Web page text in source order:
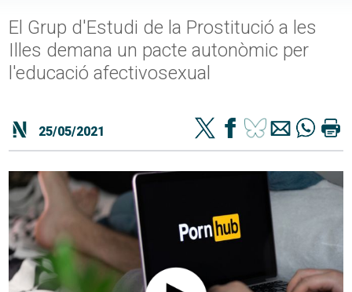
El Grup d'Estudi de la Prostitució a les
Illes demana un pacte autonòmic per
l'educació afectivosexual
25/05/2021